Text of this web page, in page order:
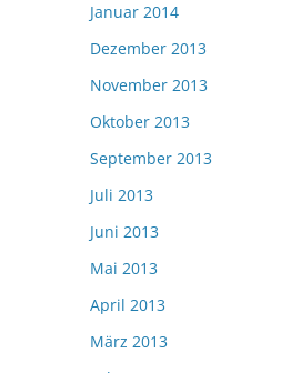
Januar 2014
Dezember 2013
November 2013
Oktober 2013
September 2013
Juli 2013
Juni 2013
Mai 2013
April 2013
März 2013